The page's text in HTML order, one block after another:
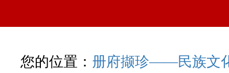
您的位置： 册府撷珍——民族文